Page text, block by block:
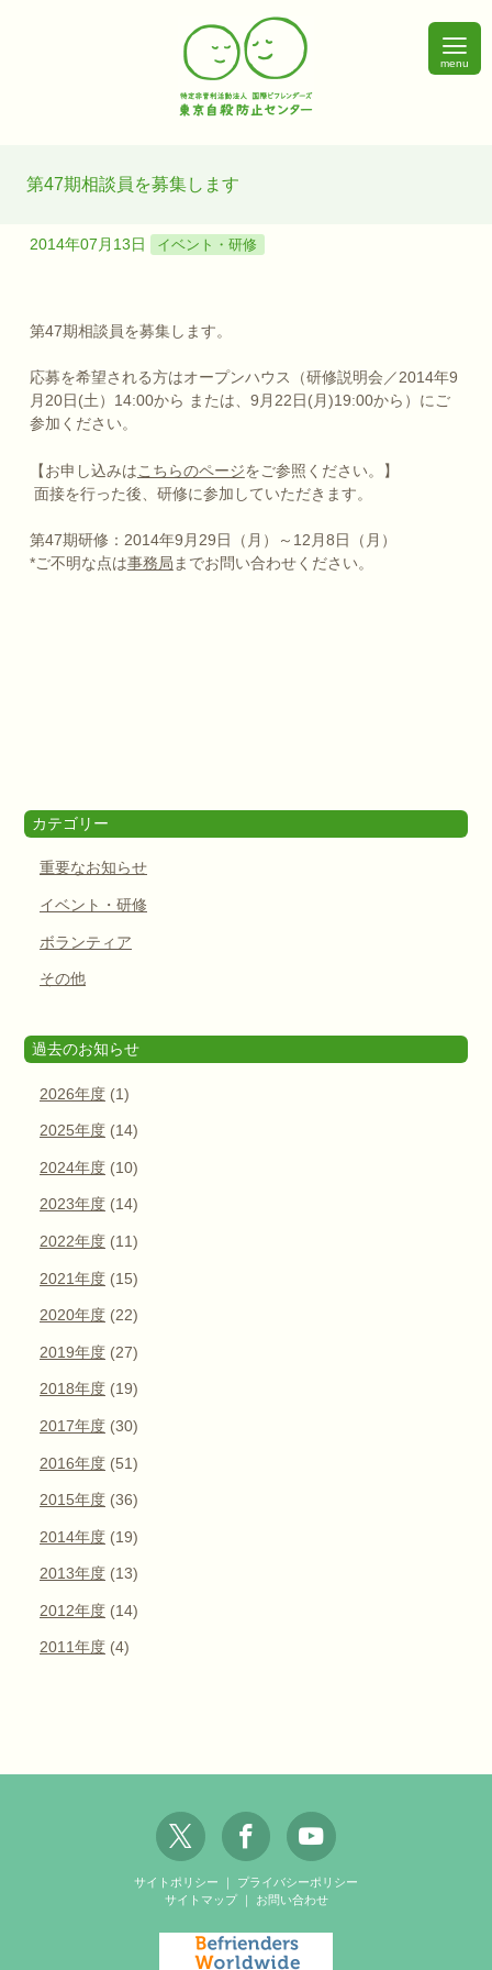
menu
第47期相談員を募集します
2014年07月13日 イベント・研修
第47期相談員を募集します。
応募を希望される方はオープンハウス（研修説明会／2014年9
月20日(土）14:00から または、9月22日(月)19:00から）にご
参加ください。
【お申し込みはこちらのページをご参照ください。】
面接を行った後、研修に参加していただきます。
第47期研修：2014年9月29日（月）～12月8日（月）
*ご不明な点は事務局までお問い合わせください。
カテゴリー
重要なお知らせ
イベント・研修
ボランティア
その他
過去のお知らせ
2026年度 (1)
2025年度 (14)
2024年度 (10)
2023年度 (14)
2022年度 (11)
2021年度 (15)
2020年度 (22)
2019年度 (27)
2018年度 (19)
2017年度 (30)
2016年度 (51)
2015年度 (36)
2014年度 (19)
2013年度 (13)
2012年度 (14)
2011年度 (4)
サイトポリシー ｜ プライバシーポリシー
サイトマップ｜ お問い合わせ